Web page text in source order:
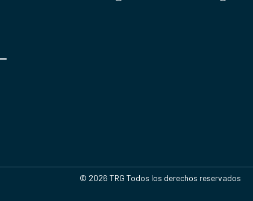
© 2026 TRG Todos los derechos reservados